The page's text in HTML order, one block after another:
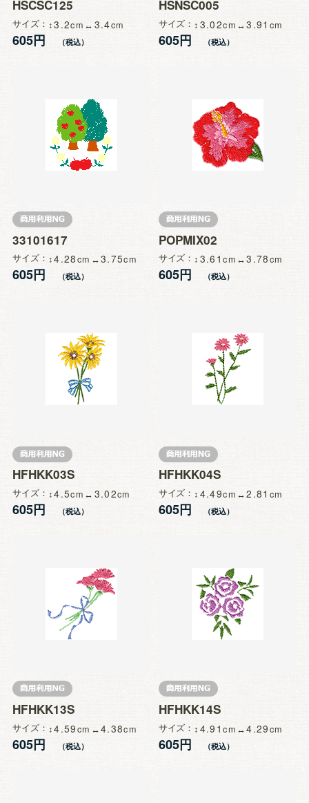
HSCSC125
サイズ 3.2 3.4
605円
HSNSC005
サイズ 3.02 3.91
605円
33101617
サイズ 4.28 3.75
605円
POPMIX02
サイズ 3.61 3.78
605円
HFHKK03S
サイズ 4.5 3.02
605円
HFHKK04S
サイズ 4.49 2.81
605円
HFHKK13S
サイズ 4.59 4.38
605円
HFHKK14S
サイズ 4.91 4.29
605円